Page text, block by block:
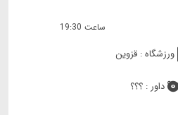
ساعت 19:30
ورزشگاه : قزوین
داور : ؟؟؟